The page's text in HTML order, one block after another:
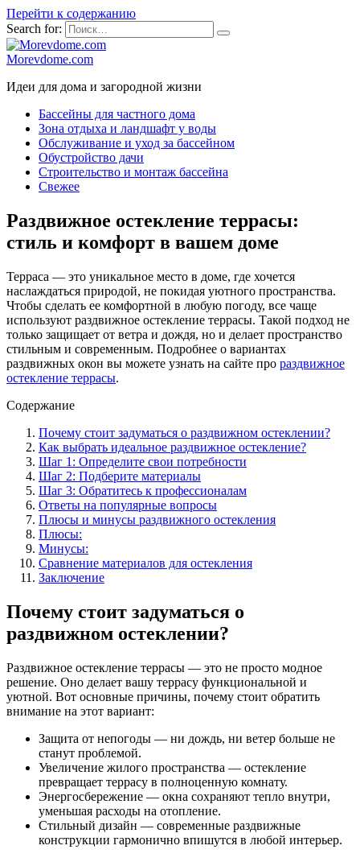
Перейти к содержанию
Search for:
Morevdome.com
Идеи для дома и загородной жизни
Бассейны для частного дома
Зона отдыха и ландшафт у воды
Обслуживание и уход за бассейном
Обустройство дачи
Строительство и монтаж бассейна
Свежее
Раздвижное остекление террасы:
стиль и комфорт в вашем доме
Терраса — это уникальное место в доме, где хочется
наслаждаться природой, не покидая уютного пространства.
Чтобы сделать ее комфортной в любую погоду, все чаще
используют раздвижное остекление террасы. Такой подход не
только защищает от ветра и дождя, но и делает пространство
стильным и современным. Подробнее о вариантах
раздвижных окон вы можете узнать на сайте про раздвижное
остекление террасы.
Содержание
Почему стоит задуматься о раздвижном остеклении?
Как выбрать идеальное раздвижное остекление?
Шаг 1: Определите свои потребности
Шаг 2: Подберите материалы
Шаг 3: Обратитесь к профессионалам
Ответы на популярные вопросы
Плюсы и минусы раздвижного остекления
Плюсы:
Минусы:
Сравнение материалов для остекления
Заключение
Почему стоит задуматься о
раздвижном остеклении?
Раздвижное остекление террасы — это не просто модное
решение. Оно делает вашу террасу функциональной и
уютной. Вот основные причины, почему стоит обратить
внимание на этот вариант:
Защита от непогоды — ни дождь, ни ветер больше не
станут проблемой.
Увеличение жилого пространства — остекление
превращает террасу в полноценную комнату.
Энергосбережение — окна сохраняют тепло внутри,
уменьшая расходы на отопление.
Стильный дизайн — современные раздвижные
конструкции гармонично впишутся в любой интерьер.